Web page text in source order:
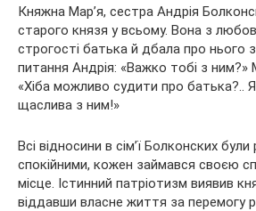
Княжна Мар’я, сестра Андрія
старого князя у всьому. Вона з
строгості батька й дбала про нього
питання Андрія: «Важко тобі з ним?»
«Хіба можливо судити про батька?..
щаслива з ним!»
Всі відносини в сім’ї Болконских були
спокійними, кожен займався своєю
місце. Істинний патріотизм виявив
віддавши власне життя за перемогу